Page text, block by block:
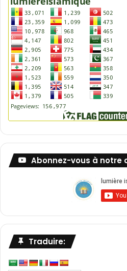
Abonnez-vous à notre
Traduire: